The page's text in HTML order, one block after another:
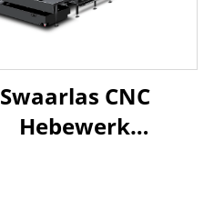
Swaarlas CNC
Hebewerk